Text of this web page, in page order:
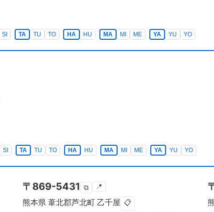
SI TA TU TO HA HU MA MI ME YA YU YO
SI TA TU TO HA HU MA MI ME YA YU YO
〒 869-5431 ⧉ 📍
熊本県 葦北郡芦北町 乙千屋 📋